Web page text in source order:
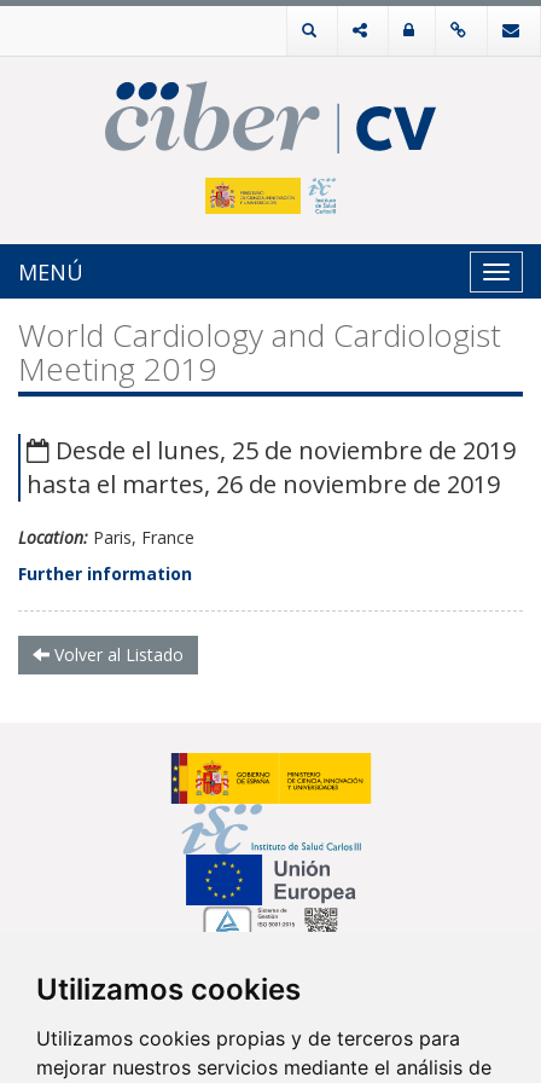
Utilizamos cookies
Utilizamos cookies propias y de terceros para
mejorar nuestros servicios mediante el análisis de
MENÚ
World Cardiology and Cardiologist
Meeting 2019
Desde el lunes, 25 de noviembre de 2019
hasta el martes, 26 de noviembre de 2019
Location: Paris, France
Further information
Volver al Listado
Síguenos en...